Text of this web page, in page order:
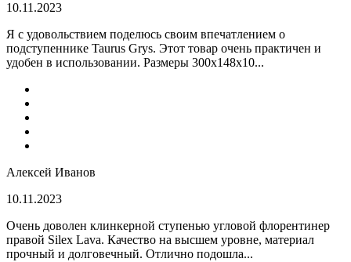
10.11.2023
Я с удовольствием поделюсь своим впечатлением о
подступеннике Taurus Grys. Этот товар очень практичен и
удобен в использовании. Размеры 300х148х10...
Алексей Иванов
10.11.2023
Очень доволен клинкерной ступенью угловой флорентинер
правой Silex Lava. Качество на высшем уровне, материал
прочный и долговечный. Отлично подошла...